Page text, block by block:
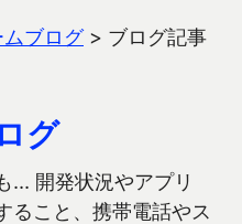
ブログ> ブログ記事
グ
… 開発状況やアプリ
ること、携帯電話やス